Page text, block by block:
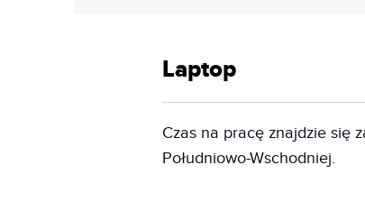
Laptop
Czas na pracę znajdzie się
Południowo-Wschodniej.